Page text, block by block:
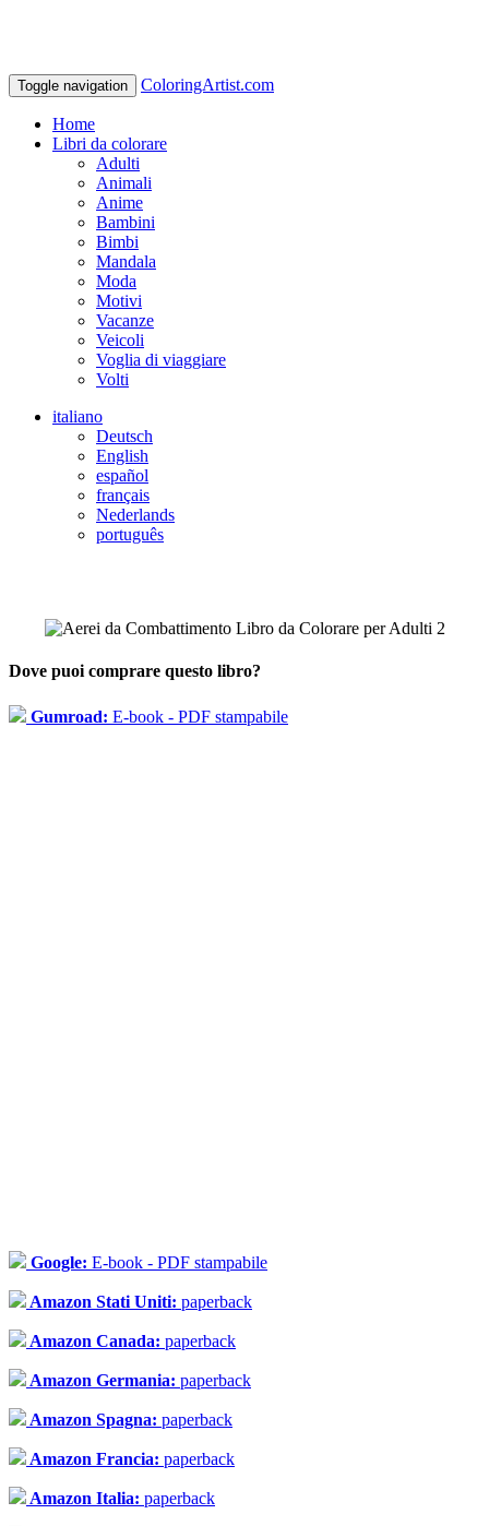
Toggle navigation ColoringArtist.com
Home
Libri da colorare
Adulti
Animali
Anime
Bambini
Bimbi
Mandala
Moda
Motivi
Vacanze
Veicoli
Voglia di viaggiare
Volti
italiano
Deutsch
English
español
français
Nederlands
português
Dove puoi comprare questo libro?
Gumroad: E-book - PDF stampabile
Google: E-book - PDF stampabile
Amazon Stati Uniti: paperback
Amazon Canada: paperback
Amazon Germania: paperback
Amazon Spagna: paperback
Amazon Francia: paperback
Amazon Italia: paperback